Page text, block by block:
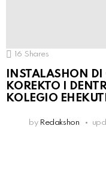
16 Shares
INSTALASHON
KOREKTO I
KOLEGIO
by Redakshon